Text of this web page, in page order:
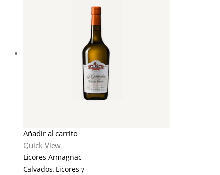
Añadir al carrito
Quick View
Licores Armagnac -
Calvados, Licores y